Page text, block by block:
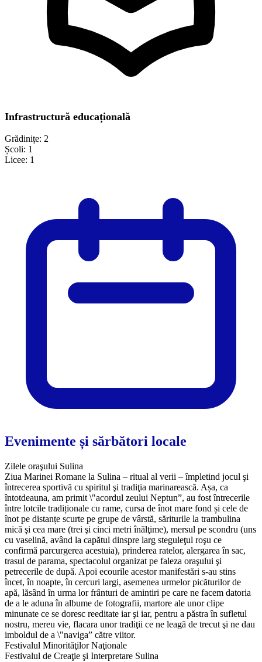
Infrastructură educațională
Grădinițe: 2
Școli: 1
Licee: 1
Evenimente și sărbători locale
Zilele oraşului Sulina
Ziua Marinei Romane la Sulina – ritual al verii – împletind jocul şi
întrecerea sportivă cu spiritul şi tradiţia marinarească. Așa, ca
întotdeauna, am primit \"acordul zeului Neptun”, au fost întrecerile
între lotcile tradiționale cu rame, cursa de înot mare fond și cele de
înot pe distanțe scurte pe grupe de vârstă, săriturile la trambulina
mică şi cea mare (trei şi cinci metri înălţime), mersul pe scondru (uns
cu vaselină, având la capătul dinspre larg steguleţul roşu ce
confirmă parcurgerea acestuia), prinderea ratelor, alergarea în sac,
trasul de parama, spectacolul organizat pe faleza oraşului şi
petrecerile de după. Apoi ecourile acestor manifestări s-au stins
încet, în noapte, în cercuri largi, asemenea urmelor picăturilor de
apă, lăsând în urma lor frânturi de amintiri pe care ne facem datoria
de a le aduna în albume de fotografii, martore ale unor clipe
minunate ce se doresc reeditate iar şi iar, pentru a păstra în sufletul
nostru, mereu vie, flacara unor tradiţii ce ne leagă de trecut şi ne dau
imboldul de a \"naviga” către viitor.
Festivalul Minorităţilor Naţionale
Festivalul de Creaţie şi Interpretare Sulina